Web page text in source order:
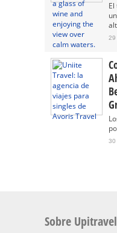
29
30
Sobre Upitravel